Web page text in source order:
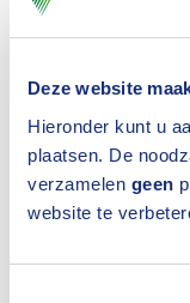
Deze website
Hieronder kunt u
plaatsen. De
verzamelen geen
website te
.
raamwerken over
waar
belangrijk